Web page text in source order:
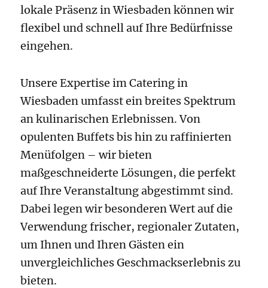
lokale Präsenz in Wiesbaden können wir
flexibel und schnell auf Ihre Bedürfnisse
eingehen.
Unsere Expertise im Catering in
Wiesbaden umfasst ein breites Spektrum
an kulinarischen Erlebnissen. Von
opulenten Buffets bis hin zu raffinierten
Menüfolgen – wir bieten
maßgeschneiderte Lösungen, die perfekt
auf Ihre Veranstaltung abgestimmt sind.
Dabei legen wir besonderen Wert auf die
Verwendung frischer, regionaler Zutaten,
um Ihnen und Ihren Gästen ein
unvergleichliches Geschmackserlebnis zu
bieten.